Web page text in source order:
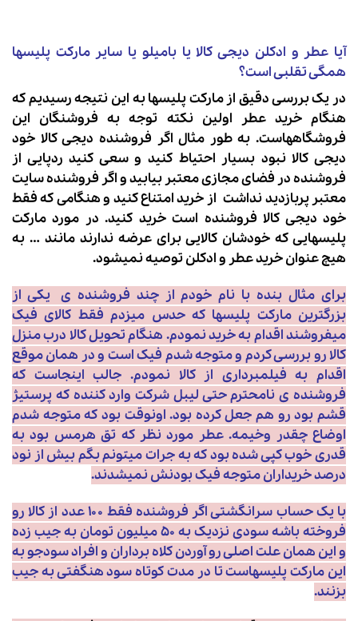
آیا عطر و ادکلن دیجی کالایا بامیلو یا سایر مارکت پلیسها
همگی تقلبی است؟
در یک بررسی دقیق از مارکت پلیسها به این نتیجه رسیدیم که
هنگام خرید عطر اولین نکته توجه به فروشنگان این
فروشگاههاست. به طور مثال اگر فروشنده دیجی کالا خود
دیجی کالا نبود بسیار احتیاط کنید و سعی کنید ردپایی از
فروشنده در فضای مجازی معتبر بیابید و اگر فروشنده سایت
معتبر پربازدید نداشت از خرید امتناع کنید و هنگامی که فقط
خود دیجی کالا فروشنده است خرید کنید. در مورد مارکت
پلیسهایی که خودشان کالایی برای عرضه ندارند مانند … به
هیچ عنوان خرید عطر و ادکلن توصیه نمیشود.
برای مثال بنده با نام خودم از چند فروشنده ی یکی از
بزرگترین مارکت پلیسها که حدس میزدم فقط کالای فیک
میفروشند اقدام به خرید نمودم. هنگام تحویل کالا درب منزل
کالا رو بررسی کردم و متوجه شدم فیک است و در همان موقع
اقدام به فیلمبرداری از کالا نمودم. جالب اینجاست که
فروشنده ی نامحترم حتی لیبل شرکت وارد کننده که پرستیژ
قشم بود رو هم جعل کرده بود. اونوقت بود که متوجه شدم
اوضاع چقدر وخیمه. عطر مورد نظر که تق هرمس بود به
قدری خوب کپی شده بود که به جرات میتونم بگم بیش از نود
درصد خریداران متوجه فیک بودنش نمیشدند.
با یک حساب سرانگشتی اگر فروشنده فقط ۱۰۰ عدد از کالا رو
فروخته باشه سودی نزدیک به ۵۰ میلیون تومان به جیب زده
و این همان علت اصلی رو آوردن کلاه برداران و افراد سودجو به
این مارکت پلیسهاست تا در مدت کوتاه سود هنگفتی به جیب
بزنند.